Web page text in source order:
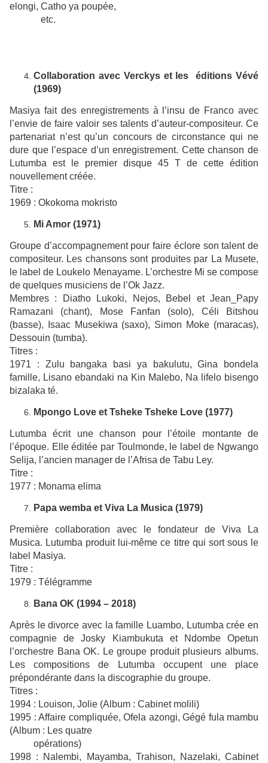
elongi, Catho ya poupée,
etc.
Collaboration avec Verckys et les éditions Vévé
(1969)
Masiya fait des enregistrements à l’insu de Franco avec
l’envie de faire valoir ses talents d’auteur-compositeur. Ce
partenariat n’est qu’un concours de circonstance qui ne
dure que l’espace d’un enregistrement. Cette chanson de
Lutumba est le premier disque 45 T de cette édition
nouvellement créée.
Titre :
1969 : Okokoma mokristo
Mi Amor (1971)
Groupe d’accompagnement pour faire éclore son talent de
compositeur. Les chansons sont produites par La Musete,
le label de Loukelo Menayame. L’orchestre Mi se compose
de quelques musiciens de l’Ok Jazz.
Membres : Diatho Lukoki, Nejos, Bebel et Jean_Papy
Ramazani (chant), Mose Fanfan (solo), Céli Bitshou
(basse), Isaac Musekiwa (saxo), Simon Moke (maracas),
Dessouin (tumba).
Titres :
1971 : Zulu bangaka basi ya bakulutu, Gina bondela
famille, Lisano ebandaki na Kin Malebo, Na lifelo bisengo
bizalaka té.
Mpongo Love et Tsheke Tsheke Love (1977)
Lutumba écrit une chanson pour l’étoile montante de
l’époque. Elle éditée par Toulmonde, le label de Ngwango
Selija, l’ancien manager de l’Afrisa de Tabu Ley.
Titre :
1977 : Monama elima
Papa wemba et Viva La Musica (1979)
Première collaboration avec le fondateur de Viva La
Musica. Lutumba produit lui-même ce titre qui sort sous le
label Masiya.
Titre :
1979 : Télégramme
Bana OK (1994 – 2018)
Après le divorce avec la famille Luambo, Lutumba crée en
compagnie de Josky Kiambukuta et Ndombe Opetun
l’orchestre Bana OK. Le groupe produit plusieurs albums.
Les compositions de Lutumba occupent une place
prépondérante dans la discographie du groupe.
Titres :
1994 : Louison, Jolie (Album : Cabinet molili)
1995 : Affaire compliquée, Ofela azongi, Gégé fula mambu
(Album : Les quatre
opérations)
1998 : Nalembi, Mayamba, Trahison, Nazelaki, Cabinet